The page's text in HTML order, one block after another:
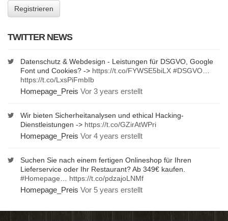
TWITTER NEWS
Datenschutz & Webdesign - Leistungen für DSGVO, Google
Font und Cookies? -> https://t.co/FYWSE5biLX #DSGVO
https://t.co/LxsPiFmbIb
Homepage_Preis Vor 3 years erstellt
Wir bieten Sicherheitanalysen und ethical Hacking-
Dienstleistungen -> https://t.co/GZirAtWPri
Homepage_Preis Vor 4 years erstellt
Suchen Sie nach einem fertigen Onlineshop für Ihren
Lieferservice oder Ihr Restaurant? Ab 349€ kaufen.
#Homepage
https://t.co/pdzajoLNMf
Homepage_Preis Vor 5 years erstellt